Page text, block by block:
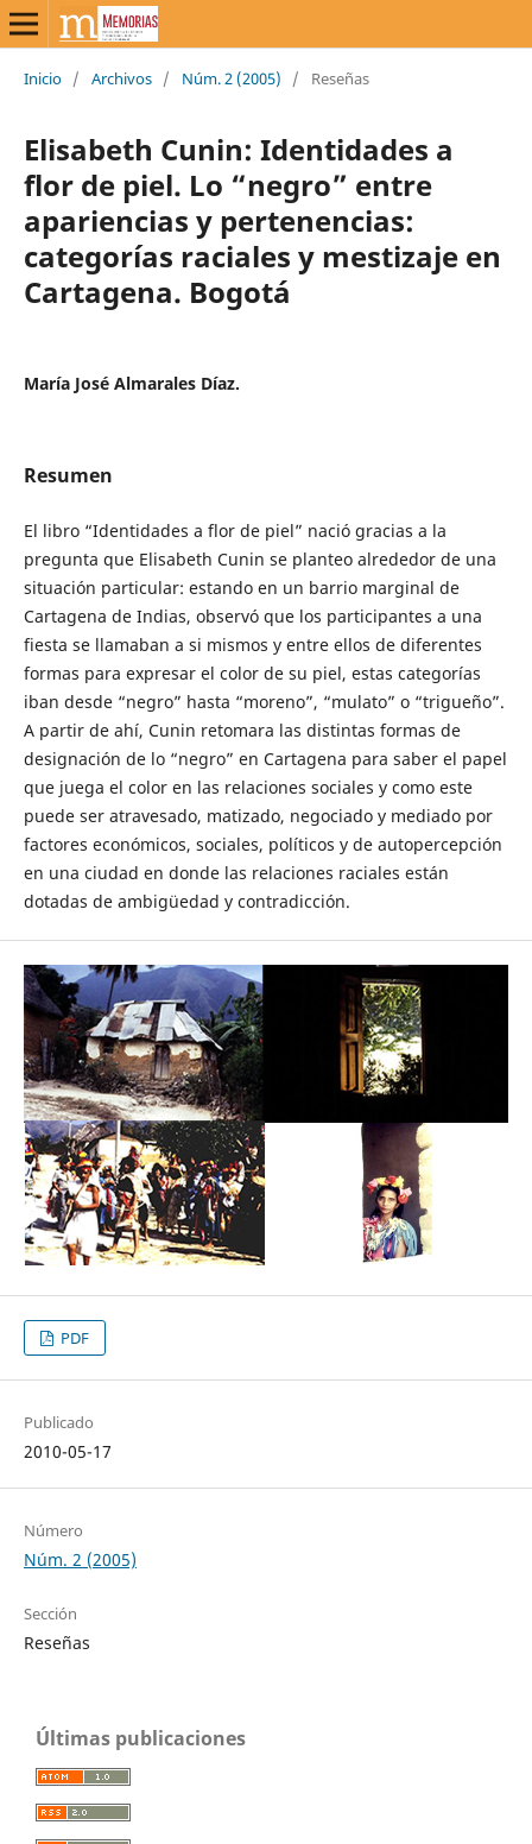
Inicio / Archivos / Núm. 2 (2005) / Reseñas
Elisabeth Cunin: Identidades a
flor de piel. Lo “negro” entre
apariencias y pertenencias:
categorías raciales y mestizaje en
Cartagena. Bogotá
María José Almarales Díaz.
Resumen
El libro “Identidades a flor de piel” nació gracias a la
pregunta que Elisabeth Cunin se planteo alrededor de una
situación particular: estando en un barrio marginal de
Cartagena de Indias, observó que los participantes a una
fiesta se llamaban a si mismos y entre ellos de diferentes
formas para expresar el color de su piel, estas categorías
iban desde “negro” hasta “moreno”, “mulato” o “trigueño”.
A partir de ahí, Cunin retomara las distintas formas de
designación de lo “negro” en Cartagena para saber el papel
que juega el color en las relaciones sociales y como este
puede ser atravesado, matizado, negociado y mediado por
factores económicos, sociales, políticos y de autopercepción
en una ciudad en donde las relaciones raciales están
dotadas de ambigüedad y contradicción.
PDF
Publicado
2010-05-17
Número
Núm. 2 (2005)
Sección
Reseñas
Últimas publicaciones